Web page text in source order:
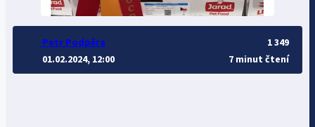
Petr Podpěra
01.02.2024, 12:00
1 349
7 minut čtení